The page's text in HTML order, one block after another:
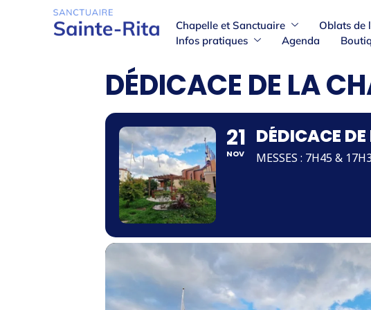
Chapelle et Sanctuaire Oblats de
Infos pratiques
Agenda
DÉDICACE DE LA
21
NOV
DÉDICACE
MESSES : 7H45 &